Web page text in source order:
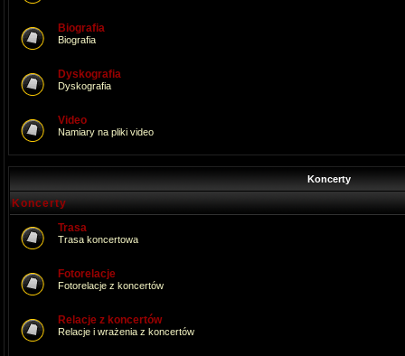
Biografia
Biografia
Dyskografia
Dyskografia
Video
Namiary na pliki video
Koncerty
Koncerty
Trasa
Trasa koncertowa
Fotorelacje
Fotorelacje z koncertów
Relacje z koncertów
Relacje i wrażenia z koncertów